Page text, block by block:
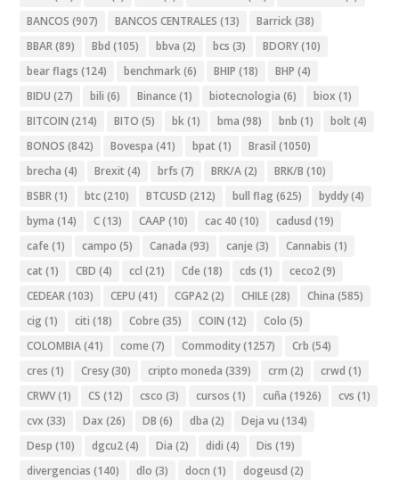
BANCOS (907) BANCOS CENTRALES (13) Barrick(38)
BBAR(89) Bbd (105) bbva (2) bcs (3) BDORY(10)
bear flags (124) benchmark(6) BHIP (18) BHP (4)
BIDU (27) bili (6) Binance (1) biotecnologia (6) biox (1)
BITCOIN (214) BITO (5) bk(1) bma (98) bnb (1) bolt (4)
BONOS (842) Bovespa (41) bpat (1) Brasil (1050)
brecha (4) Brexit (4) brfs (7) BRK/A(2) BRK/B (10)
BSBR(1) btc(210) BTCUSD (212) bull flag (625) byddy(4)
byma (14) C(13) CAAP (10) cac 40 (10) cadusd (19)
cafe (1) campo (5) Canada (93) canje (3) Cannabis (1)
cat (1) CBD (4) ccl (21) Cde (18) cds (1) ceco2(9)
CEDEAR(103) CEPU (41) CGPA2(2) CHILE(28) China (585)
cig (1) citi (18) Cobre (35) COIN (12) Colo (5)
COLOMBIA(41) come (7) Commodity(1257) Crb (54)
cres (1) Cresy(30) cripto moneda (339) crm (2) crwd (1)
CRWV(1) CS (12) csco (3) cursos (1) cuña (1926) cvs (1)
cvx (33) Dax (26) DB (6) dba (2) Deja vu (134)
Desp (10) dgcu2(4) Dia (2) didi (4) Dis (19)
divergencias (140) dlo (3) docn (1) dogeusd (2)